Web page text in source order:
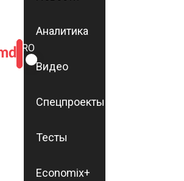
ROMÂNĂ
RU
Аналитика
Видео
Спецпроекты
Тесты
Economix+